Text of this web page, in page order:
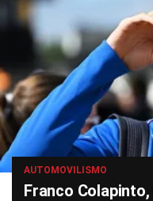
AUTOMOVILISMO
Franco